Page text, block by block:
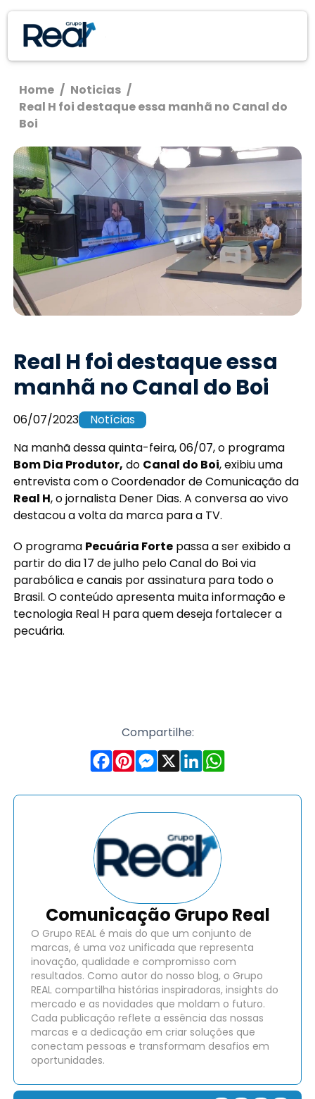
Home / Noticias /
Real H foi destaque essa manhã no Canal do
Boi
Real H foi destaque essa
manhã no Canal do Boi
06/07/2023
Notícias
Na manhã dessa quinta-feira, 06/07, o programa
Bom Dia Produtor, do Canal do Boi, exibiu uma
entrevista com o Coordenador de Comunicação da
Real H, o jornalista Dener Dias. A conversa ao vivo
destacou a volta da marca para a TV.
O programa Pecuária Forte passa a ser exibido a
partir do dia 17 de julho pelo Canal do Boi via
parabólica e canais por assinatura para todo o
Brasil. O conteúdo apresenta muita informação e
tecnologia Real H para quem deseja fortalecer a
pecuária.
Compartilhe:
Comunicação Grupo Real
O Grupo REAL é mais do que um conjunto de
marcas, é uma voz unificada que representa
inovação, qualidade e compromisso com
resultados. Como autor do nosso blog, o Grupo
REAL compartilha histórias inspiradoras, insights do
mercado e as novidades que moldam o futuro.
Cada publicação reflete a essência das nossas
marcas e a dedicação em criar soluções que
conectam pessoas e transformam desafios em
oportunidades.